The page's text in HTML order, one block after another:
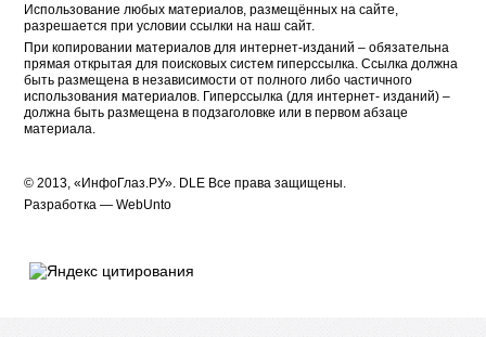
Использование любых материалов, размещённых на сайте,
разрешается при условии ссылки на наш сайт.
При копировании материалов для интернет-изданий – обязательна
прямая открытая для поисковых систем гиперссылка. Ссылка должна
быть размещена в независимости от полного либо частичного
использования материалов. Гиперссылка (для интернет- изданий) –
должна быть размещена в подзаголовке или в первом абзаце
материала.
© 2013, «ИнфоГлаз.РУ». DLE Все права защищены.
Разработка —WebUnto